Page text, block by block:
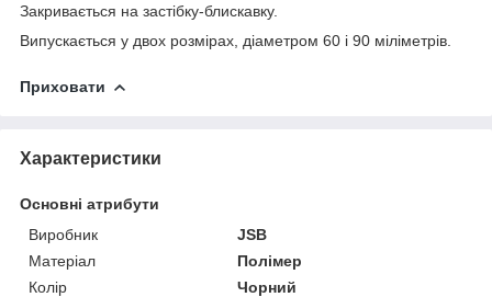
Закривається на застібку-блискавку.
Випускається у двох розмірах, діаметром 60 і 90 міліметрів.
Приховати
Характеристики
Основні атрибути
Виробник
JSB
Матеріал
Полімер
Колір
Чорний